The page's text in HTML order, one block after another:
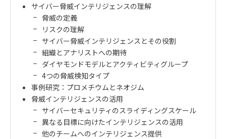
サイバー脅威インテリジェンスの理解
脅威の定義
リスクの理解
サイバー脅威インテリジェンスとその役割
組織とアナリストへの期待
ダイヤモンドモデルとアクティビティグループ
4つの脅威検知タイプ
事例研究：プロメチウムとネオジム
脅威インテリジェンスの活用
サイバーセキュリティのスライディングスケール
異なる目標に向けたインテリジェンスの活用
他のチームへのインテリジェンス提供